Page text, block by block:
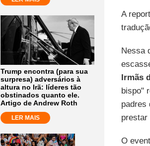
Trump encontra (para sua
surpresa) adversários à
altura no Irã: líderes tão
obstinados quanto ele.
Artigo de Andrew Roth
LER MAIS
A
Nessa
Irmãs
bispo"
padres
prestar
O